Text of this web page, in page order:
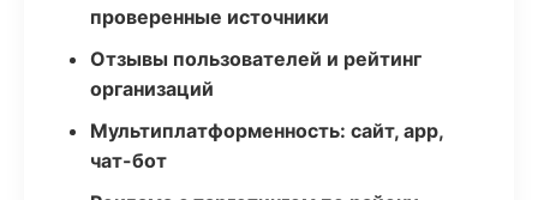
проверенные источники
Отзывы пользователей и рейтинг
организаций
Мультиплатформенность: сайт, app,
чат-бот